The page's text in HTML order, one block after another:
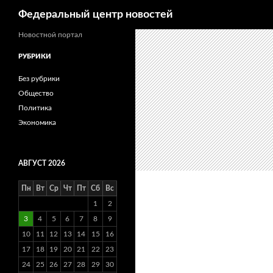
Федеральный центр новостей
Новостной портал
РУБРИКИ
Без рубрики
Общество
Политика
Экономика
АВГУСТ 2026
Пн Вт Ср Чт Пт Сб Вс
1 2
3 4 5 6 7 8 9
10 11 12 13 14 15 16
17 18 19 20 21 22 23
24 25 26 27 28 29 30